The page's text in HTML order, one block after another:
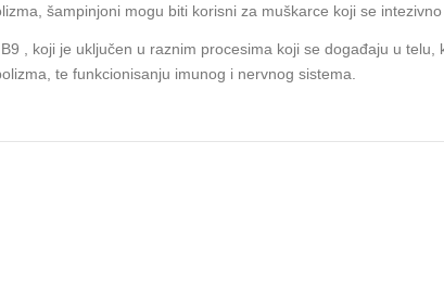
šampinjoni mogu biti korisni za muškarce koji se intezivno
, koji je uključen u raznim procesima koji se događaju u telu,
te funkcionisanju imunog i nervnog sistema.